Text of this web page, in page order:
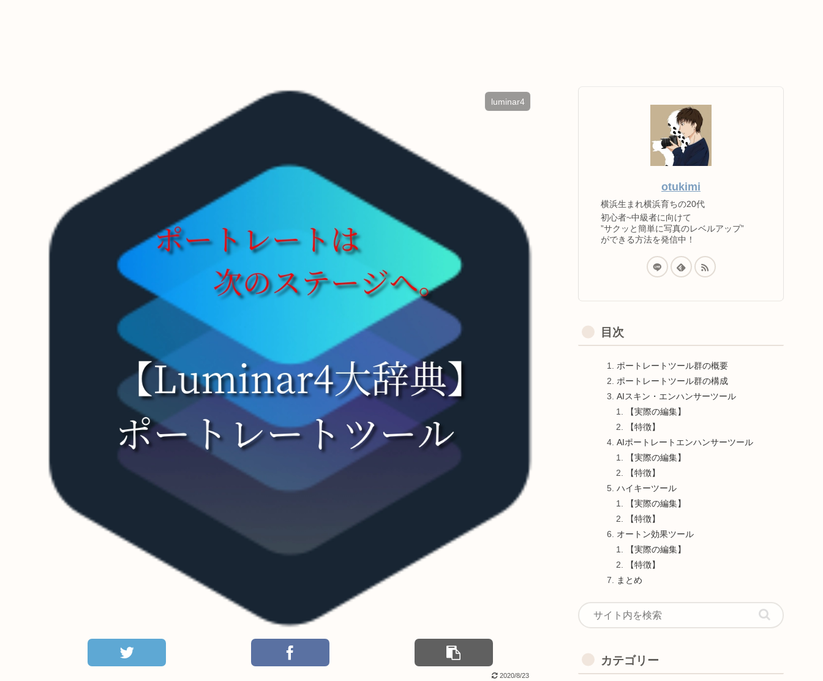
luminar4
2020/8/23
otukimi
横浜生まれ横浜育ちの20代
初心者~中級者に向けて
”サクッと簡単に写真のレベルアップ”
ができる方法を発信中！
目次
ポートレートツール群の概要
ポートレートツール群の構成
AIスキン・エンハンサーツール
【実際の編集】
【特徴】
AIポートレートエンハンサーツール
【実際の編集】
【特徴】
ハイキーツール
【実際の編集】
【特徴】
オートン効果ツール
【実際の編集】
【特徴】
まとめ
カテゴリー